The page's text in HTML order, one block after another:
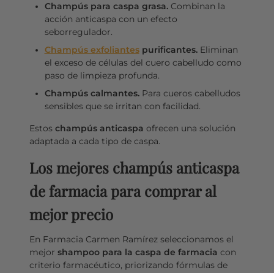
Champús para caspa grasa.Combinan la
acción anticaspa con un efecto
seborregulador.
Champús exfoliantespurificantes.Eliminan
el exceso de células del cuero cabelludo como
paso de limpieza profunda.
Champús calmantes.Para cueros cabelludos
sensibles que se irritan con facilidad.
Estos champús anticaspa ofrecen una solución
adaptada a cada tipo de caspa.
Los mejores champús anticaspa
de farmacia para comprar al
mejor precio
En Farmacia Carmen Ramírez seleccionamos el
mejor shampoo para la caspa de farmacia con
criterio farmacéutico, priorizando fórmulas de